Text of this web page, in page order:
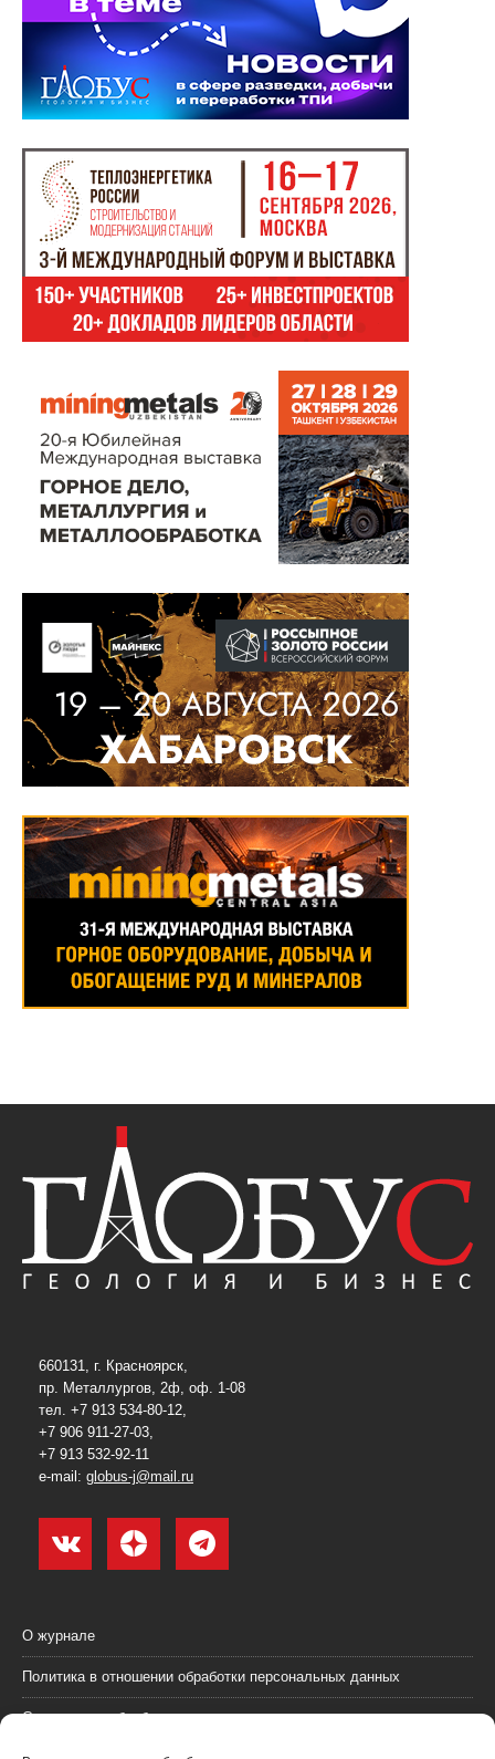
660131, г. Красноярск,
пр. Металлургов, 2ф, оф. 1-08
тел. +7 913 534-80-12,
+7 906 911-27-03,
+7 913 532-92-11
e-mail: globus-j@mail.ru
О журнале
Политика в отношении обработки персональных данных
Согласие на обработку персональных данных